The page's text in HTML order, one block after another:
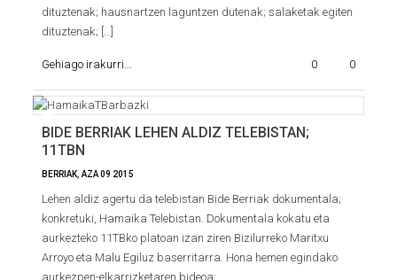
dituztenak; hausnartzen laguntzen dutenak; salaketak egiten
dituztenak; […]
Gehiago irakurri... 0 0
BIDE BERRIAK LEHEN ALDIZ TELEBISTAN;
11TBN
BERRIAK AZA09 2015
Lehen aldiz agertu da telebistan Bide Berriak dokumentala;
konkretuki, Hamaika Telebistan. Dokumentala kokatu eta
aurkezteko 11TBko platoan izan ziren Bizilurreko Maritxu
Arroyo eta Malu Egiluz baserritarra. Hona hemen egindako
aurkezpen-elkarrizketaren bideoa: